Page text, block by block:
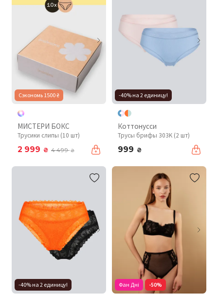
Сэкономь 1500 ₴
МИСТЕРИ БОКС
Трусики слипы (10 шт)
2 999 ₴ 4 499₴
-40% на 2 единицу!
Коттонусси
Трусы брифы 303K (2 шт)
999 ₴
-40% на 2 единицу! Фан Дні -50%